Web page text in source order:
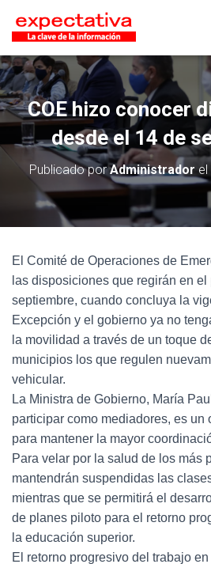
COE hizo conocer
desde el 14 de
Publicado porAdministradorel
El Comité de Operaciones de
las disposiciones que regirán en
septiembre, cuando concluya la
Excepción y el gobierno ya no
la movilidad a través de un toque
municipios los que regulen
vehicular.
La Ministra de Gobierno, María
participar como mediadores, es un
para mantener la mayor
Para velar por la salud de los más
mantendrán suspendidas las
mientras que se permitirá el
de planes piloto para el retorno
la educación superior.
El retorno progresivo del trabajo